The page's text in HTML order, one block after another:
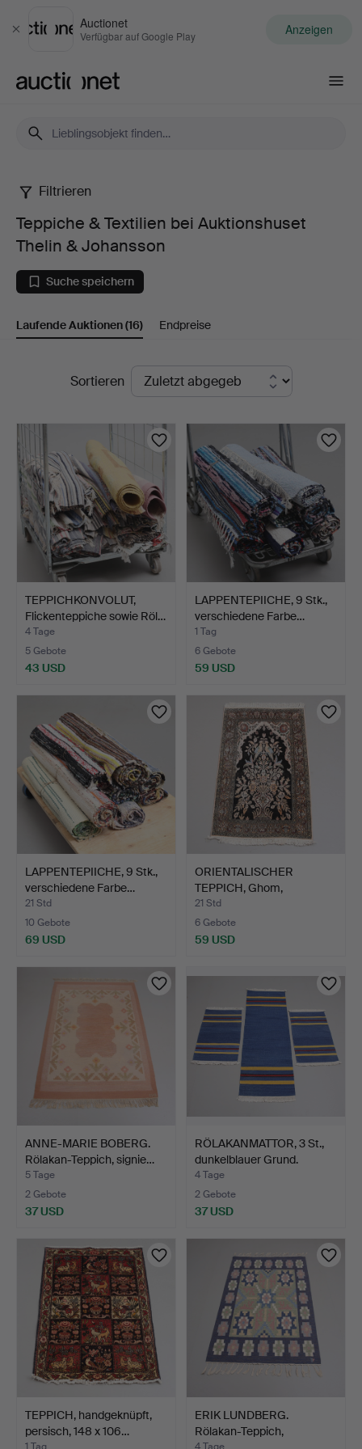
Schließen
Auctionet
Verfügbar auf Google Play Anzeigen
Teppiche
&
Textilien
bei
Thelin
Johansson
Filtrieren
Teppiche & Textilien bei Auktionshuset
Thelin & Johansson
Suche speichern
Laufende Auktionen(16) Endpreise
LaufendeSortieren
TEPPICHKONVOLUT,
Flickenteppiche sowie Röl…
4 Tage
5 Gebote
43 USD
LAPPENTEPIICHE, 9 Stk.,
verschiedene Farbe…
1 Tag
6 Gebote
59 USD
LAPPENTEPIICHE, 9 Stk.,
verschiedene Farbe…
21 Std
10 Gebote
69 USD
ORIENTALISCHER
TEPPICH, Ghom,
Seidenkette,…
21 Std
6 Gebote
59 USD
ANNE-MARIE BOBERG.
Rölakan-Teppich, signie…
5 Tage
2 Gebote
37 USD
RÖLAKANMATTOR, 3 St.,
dunkelblauer Grund.
4 Tage
2 Gebote
37 USD
TEPPICH, handgeknüpft,
persisch, 148 x 106…
1 Tag
ERIK LUNDBERG.
Rölakan-Teppich,
4 Tage